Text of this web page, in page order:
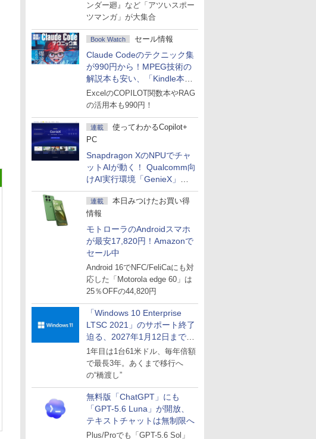
ンダー廻』など「アツいスポー
ツマンガ」が大集合
Book Watch セール情報
Claude Codeのテクニック集
が990円から！MPEG技術の
解説本も安い、「Kindle本サ
マーセール」第2弾開始！
ExcelのCOPILOT関数本やRAG
の活用本も990円！
連載
使ってわかるCopilot+
PC
Snapdragon XのNPUでチャ
ットAIが動く！ Qualcomm向
けAI実行環境「GenieX」を
試してみた
連載
本日みつけたお買い得
情報
モトローラのAndroidスマホ
が最安17,820円！Amazonで
セール中
Android 16でNFC/FeliCaにも対
応した「Motorola edge 60」は
25％OFFの44,820円
「Windows 10 Enterprise
LTSC 2021」のサポート終了
迫る、2027年1月12日まで
～ESUは9月1日から販売
1年目は1台61米ドル、毎年倍額
で最長3年。あくまで移行へ
の“橋渡し”
無料版「ChatGPT」にも
「GPT-5.6 Luna」が開放、
テキストチャットは無制限へ
Plus/Proでも「GPT-5.6 Sol」